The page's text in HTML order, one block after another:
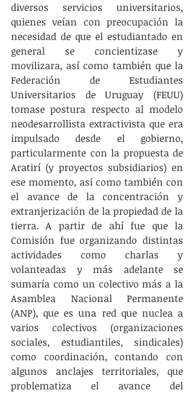
diversos servicios universitarios,
quienes veían con preocupación la
necesidad de que el estudiantado en
general se concientizase y
movilizara, así como también que la
Federación de Estudiantes
Universitarios de Uruguay (FEUU)
tomase postura respecto al modelo
neodesarrollista extractivista que era
impulsado desde el gobierno,
particularmente con la propuesta de
Aratirí (y proyectos subsidiarios) en
ese momento, así como también con
el avance de la concentración y
extranjerización de la propiedad de la
tierra. A partir de ahí fue que la
Comisión fue organizando distintas
actividades como charlas y
volanteadas y más adelante se
sumaría como un colectivo más a la
Asamblea Nacional Permanente
(ANP), que es una red que nuclea a
varios colectivos (organizaciones
sociales, estudiantiles, sindicales)
como coordinación, contando con
algunos anclajes territoriales, que
problematiza el avance del